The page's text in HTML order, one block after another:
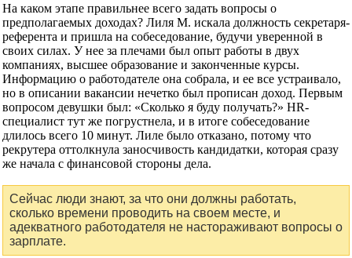
На каком этапе правильнее всего задать вопросы о
предполагаемых доходах? Лиля М. искала должность секретаря-
референта и пришла на собеседование, будучи уверенной в
своих силах. У нее за плечами был опыт работы в двух
компаниях, высшее образование и законченные курсы.
Информацию о работодателе она собрала, и ее все устраивало,
но в описании вакансии нечетко был прописан доход. Первым
вопросом девушки был: «Сколько я буду получать?» HR-
специалист тут же погрустнела, и в итоге собеседование
длилось всего 10 минут. Лиле было отказано, потому что
рекрутера оттолкнула заносчивость кандидатки, которая сразу
же начала с финансовой стороны дела.
Сейчас люди знают, за что они должны работать,
сколько времени проводить на своем месте, и
адекватного работодателя не настораживают вопросы о
зарплате.